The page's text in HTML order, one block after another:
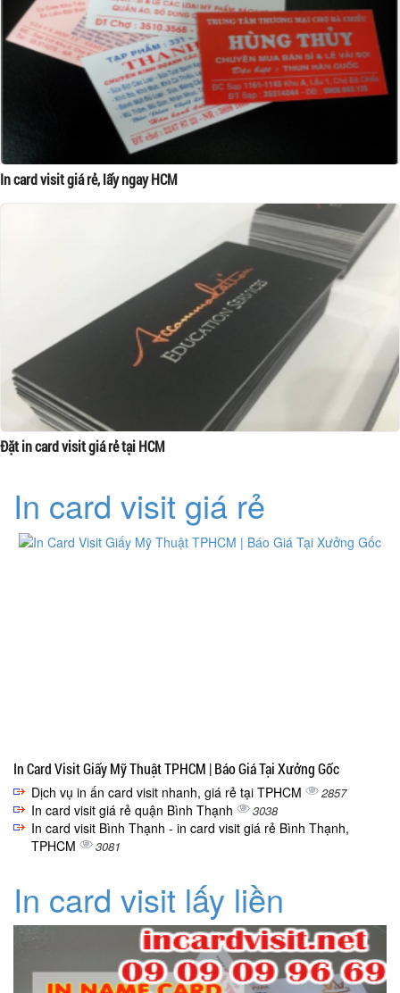
In card visit giá rẻ, lấy ngay HCM
Đặt in card visit giá rẻ tại HCM
In card visit giá rẻ
In Card Visit Giấy Mỹ Thuật TPHCM | Báo Giá Tại Xưởng Gốc
Dịch vụ in ấn card visit nhanh, giá rẻ tại TPHCM 2857
In card visit giá rẻ quận Bình Thạnh 3038
In card visit Bình Thạnh - in card visit giá rẻ Bình Thạnh,
TPHCM
3081
In card visit lấy liền